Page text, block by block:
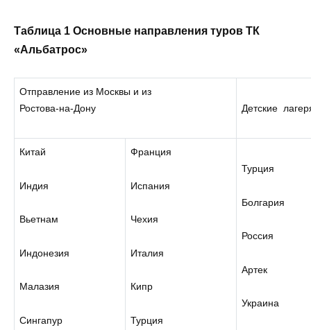
Таблица 1 Основные направления туров ТК
«Альбатрос»
Отправление из Москвы и из
Ростова-на-Дону
Детские
Китай
Индия
Вьетнам
Индонезия
Малазия
Сингапур
Франция
Испания
Чехия
Италия
Кипр
Турция
Турция
Болгария
Россия
Артек
Украина